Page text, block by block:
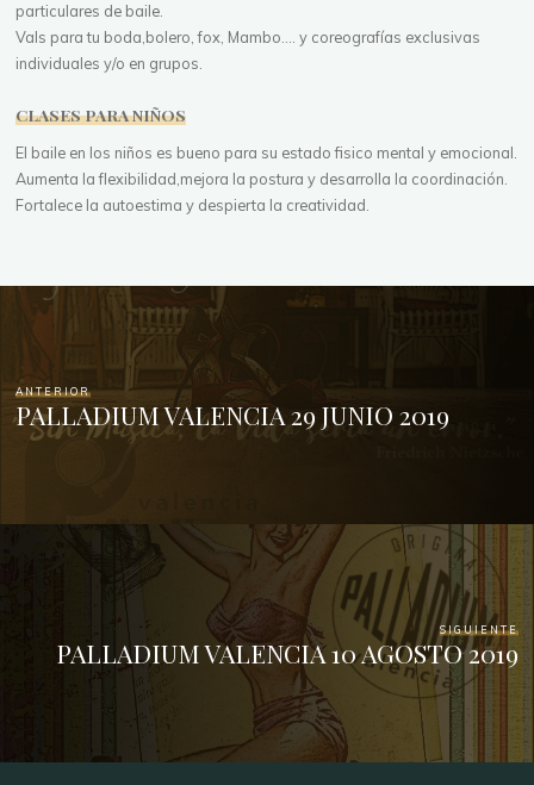
particulares de baile.
Vals para tu boda,bolero, fox, Mambo.... y coreografías exclusivas
individuales y/o en grupos.
CLASES PARA NIÑOS
El baile en los niños es bueno para su estado fisico mental y emocional.
Aumenta la flexibilidad,mejora la postura y desarrolla la coordinación.
Fortalece la autoestima y despierta la creatividad.
ANTERIOR
PALLADIUM VALENCIA 29 JUNIO 2019
SIGUIENTE
PALLADIUM VALENCIA 10 AGOSTO 2019